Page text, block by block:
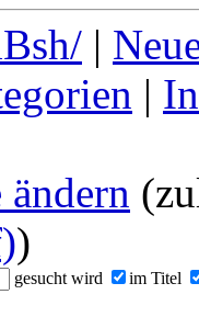
|
|
)
gesucht wird im Titel